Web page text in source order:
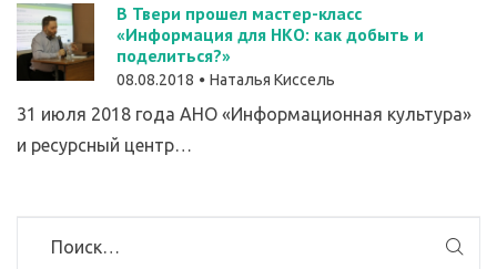
В Твери прошел мастер-класс
«Информация для НКО: как добыть и
поделиться?»
08.08.2018 Наталья Киссель
31 июля 2018 года АНО «Информационная культура»
и ресурсный центр…